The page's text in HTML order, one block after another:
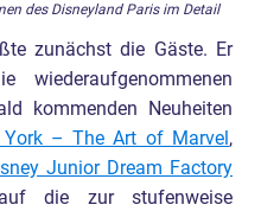
des Disneyland Paris im Detail
zunächst die Gäste. Er
kommenden Neuheiten
York – The Art of Marvel ,
Junior Dream Factory
die zur stufenweise